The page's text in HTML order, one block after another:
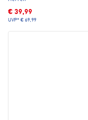
€ 39,99
UVP* € 69,99